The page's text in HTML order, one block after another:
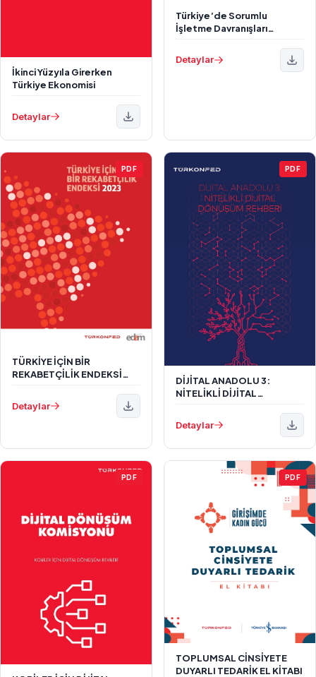
İkinci Yüzyıla Girerken
Türkiye Ekonomisi
Detaylar
Türkiye’de Sorumlu
İşletme Davranışları
Detaylar
PDF
TÜRKİYE İÇİN BİR
REKABETÇİLİK ENDEKSİ
Detaylar
PDF
DİJİTAL ANADOLU 3:
NİTELİKLİ DİJİTAL
Detaylar
PDF PDF
TOPLUMSAL CİNSİYETE
DUYARLI TEDARİK EL KİTABI